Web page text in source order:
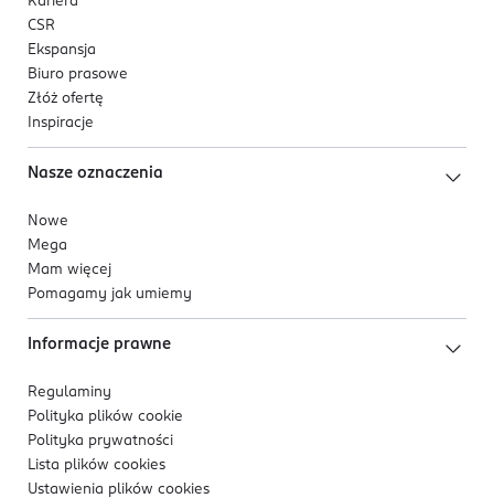
⁶ Dotyczy następujących krajów: Austria, Belgia,
Czechy, Dania, Francja, Hiszpania, Holandia, Niemcy,
Węgry, Wielka Brytania, Włochy..
CSR
Ekspansja
Biuro prasowe
Złóż ofertę
Inspiracje
Nasze oznaczenia
Nowe
Mega
Mam więcej
Pomagamy jak umiemy
Informacje prawne
Regulaminy
Polityka plików cookie
Polityka prywatności
Lista plików cookies
Ustawienia plików cookies